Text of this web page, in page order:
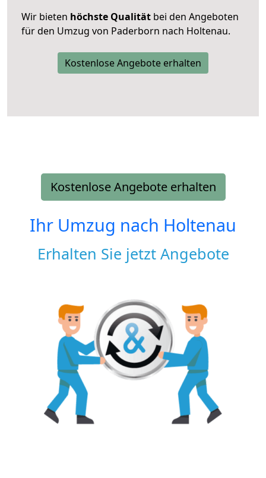
Wir bieten höchste Qualität bei den Angeboten
für den Umzug von Paderborn nach Holtenau.
Kostenlose Angebote erhalten
Kostenlose Angebote erhalten
Ihr Umzug nach Holtenau
Erhalten Sie jetzt Angebote